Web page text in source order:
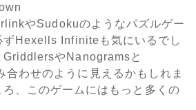
やSudokuのようなパズルゲー
ずHexells Infinite も気にいるでし
GriddlersやNanograms と
わせのように見えるかもしれま
、このゲームにはもっと多くの